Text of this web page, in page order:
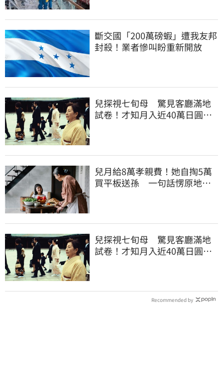
斷交國「200萬磅蝦」遭我友邦
封殺！業者慘叫盼重新開放
兒探視七旬母 驚見客廳滿地
試卷！才知月入近40萬日圓
兒月給8萬孝親費！她自掏5萬
買平板送孫 一句話愣原地
兒探視七旬母 驚見客廳滿地
試卷！才知月入近40萬日圓
Recommended by